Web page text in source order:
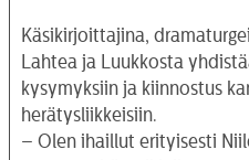
Käsikirjoittajina,
Lahtea ja Luukkosta
kysymyksiin ja kiinnostus
herätysliikkeisiin.
– Olen ihaillut erityisesti